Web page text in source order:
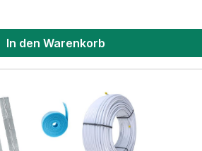
In den Warenkorb